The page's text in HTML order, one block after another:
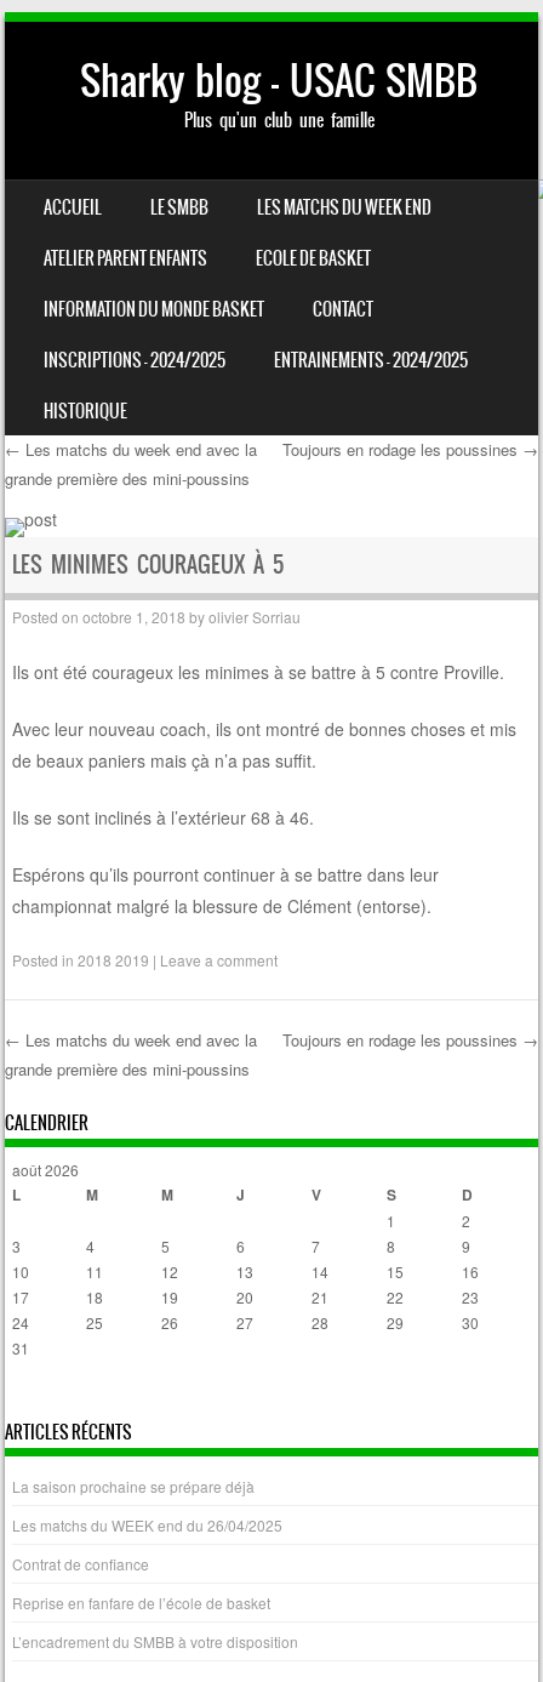
Sharky blog – USAC SMBB
Plus qu'un club une famille
MENU
SKIP TO CONTENT
ACCUEIL LE SMBB
LES MATCHS DU WEEK END
ATELIER PARENT ENFANTS
ECOLE DE BASKET
INFORMATION DU MONDE BASKET
CONTACT
INSCRIPTIONS – 2024/2025
ENTRAINEMENTS – 2024/2025
HISTORIQUE
Post navigation
← Les matchs du week end avec la
grande première des mini-poussins
Toujours en rodage les poussines →
LES MINIMES COURAGEUX À 5
Posted onoctobre 1, 2018 byolivier Sorriau
Ils ont été courageux les minimes à se battre à 5 contre Proville.
Avec leur nouveau coach, ils ont montré de bonnes choses et mis
de beaux paniers mais çà n’a pas suffit.
Ils se sont inclinés à l’extérieur 68 à 46.
Espérons qu’ils pourront continuer à se battre dans leur
championnat malgré la blessure de Clément (entorse).
Posted in2018 2019 | Leave a comment
Post navigation
← Les matchs du week end avec la
grande première des mini-poussins
Toujours en rodage les poussines →
CALENDRIER
août 2026
L M M J V S D
1
2
3
4 5 6 7 8
9
10
11 12 13 14 15
16
17
18 19 20 21 22
23
24
25 26 27 28 29
30
31
ARTICLES RÉCENTS
La saison prochaine se prépare déjà
Les matchs du WEEK end du 26/04/2025
Contrat de confiance
Reprise en fanfare de l’école de basket
L’encadrement du SMBB à votre disposition